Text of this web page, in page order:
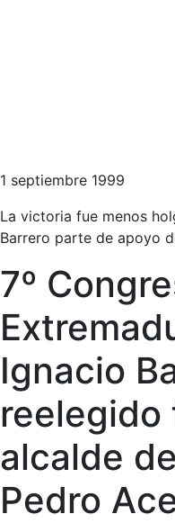
1 septiembre 1999
La victoria fue menos
Barrero parte de apoyo
7º
Ignacio
reelegido
alcalde
Pedro